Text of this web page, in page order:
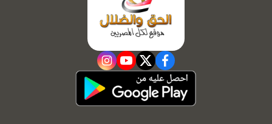
facebook
twitter
youtube
instagram